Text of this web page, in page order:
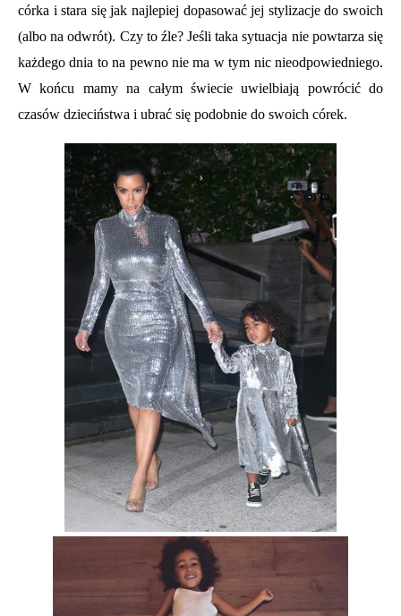
córka i stara się jak najlepiej dopasować jej stylizacje do swoich
(albo na odwrót). Czy to źle? Jeśli taka sytuacja nie powtarza się
każdego dnia to na pewno nie ma w tym nic nieodpowiedniego.
W końcu mamy na całym świecie uwielbiają powrócić do
czasów dzieciństwa i ubrać się podobnie do swoich córek.